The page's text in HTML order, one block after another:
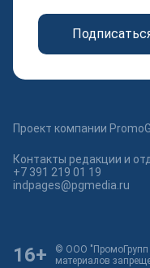
Проект компании
Контакты редакции и
+7 391 219 01 19
indpages@pgmedia.ru
© ООО "ПромоГрупп
материалов
16+